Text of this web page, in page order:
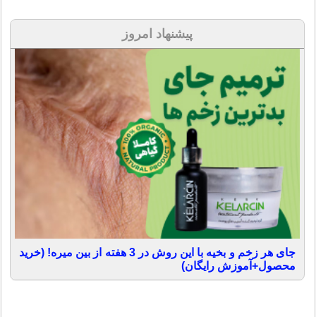
پیشنهاد امروز
جای هر زخم و بخیه با این روش در 3 هفته از بین میره! (خرید
محصول+آموزش رایگان)